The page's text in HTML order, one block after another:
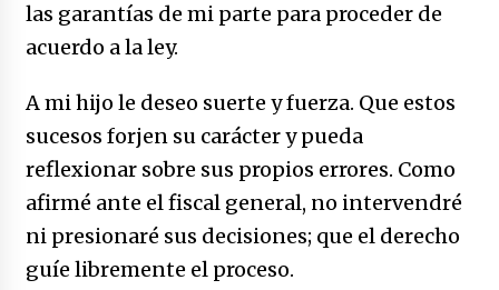
las garantías de mi parte para proceder de
acuerdo a la ley.
A mi hijo le deseo suerte y fuerza. Que estos
sucesos forjen su carácter y pueda
reflexionar sobre sus propios errores. Como
afirmé ante el fiscal general, no intervendré
ni presionaré sus decisiones; que el derecho
guíe libremente el proceso.